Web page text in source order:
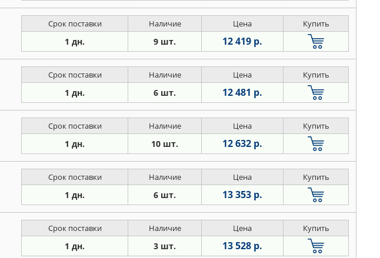
Срок поставки Наличие Цена Купить
1 дн. 9 шт. 12 419 р.
Срок поставки Наличие Цена Купить
1 дн. 6 шт. 12 481 р.
Срок поставки Наличие Цена Купить
1 дн. 10 шт. 12 632 р.
Срок поставки Наличие Цена Купить
1 дн. 6 шт. 13 353 р.
Срок поставки Наличие Цена Купить
1 дн. 3 шт. 13 528 р.